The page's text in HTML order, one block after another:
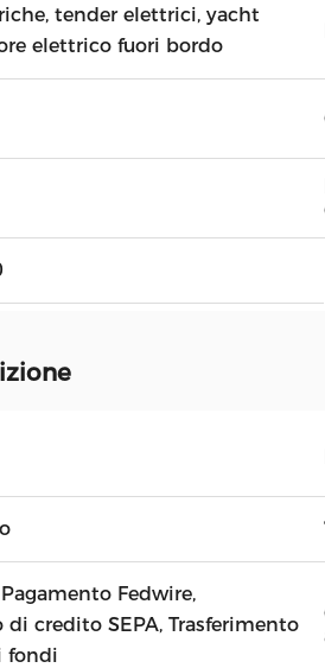
tender elettrici, yacht
elettrico fuori bordo
Pagamento Fedwire,
di credito SEPA, Trasferimento
fondi